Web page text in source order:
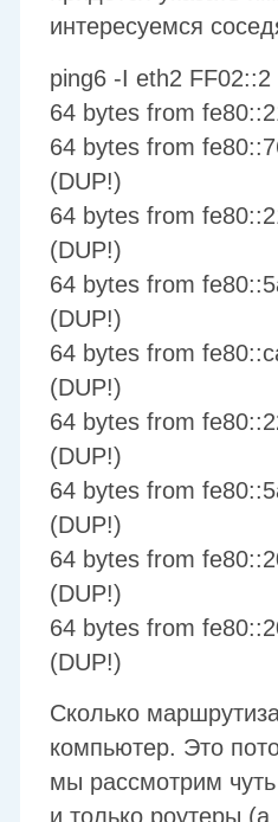
интересуемся
ping6 -I eth2 FF02::2
64 bytes from
64 bytes from
(DUP!)
64 bytes from
(DUP!)
64 bytes from
(DUP!)
64 bytes from
(DUP!)
64 bytes from
(DUP!)
64 bytes from
(DUP!)
64 bytes from
(DUP!)
64 bytes from
(DUP!)
Сколько
компьютер. Это
мы рассмотрим
и только роутеры